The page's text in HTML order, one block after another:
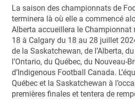
La saison des championnats de
terminera là où elle a commencé
Alberta accueillera le
18 à Calgary du 18 au 28 juillet
de la Saskatchewan, de l’Alberta,
l’Ontario, du Québec, du Nouveau-
d’Indigenous Football Canada.
Québec et la Saskatchewan à
premières finales et tentera de